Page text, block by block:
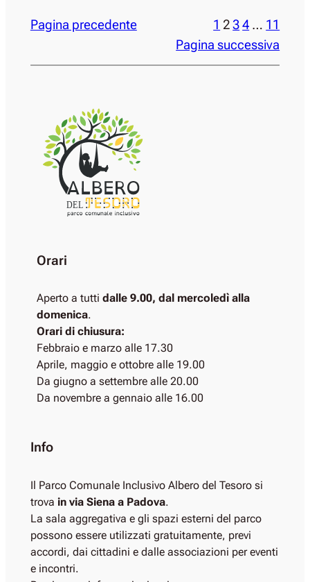
Pagina precedente 1 234 … 11
Pagina successiva
DEL
Orari
Aperto a tutti dalle 9.00, dal mercoledì alla
domenica.
Orari di chiusura:
Febbraio e marzo alle 17.30
Aprile, maggio e ottobre alle 19.00
Da giugno a settembre alle 20.00
Da novembre a gennaio alle 16.00
Info
Il Parco Comunale Inclusivo Albero del Tesoro si
trova in via Siena a Padova.
La sala aggregativa e gli spazi esterni del parco
possono essere utilizzati gratuitamente, previ
accordi, dai cittadini e dalle associazioni per eventi
e incontri.